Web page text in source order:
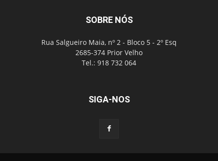
SOBRE NÓS
Rua Salgueiro Maia, nº 2 - Bloco 5 - 2º Esq
2685-374 Prior Velho
Tel.: 918 732 064
SIGA-NOS